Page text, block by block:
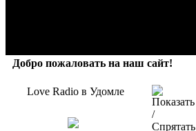
Добро пожаловать на наш сайт!
Love Radio в Удомле